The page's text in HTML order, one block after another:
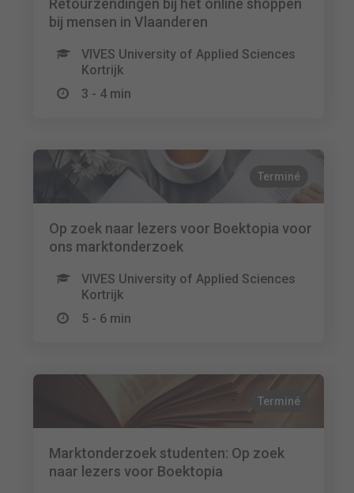
Retourzendingen bij het online shoppen
bij mensen in Vlaanderen
VIVES University of Applied Sciences
Kortrijk
3 - 4 min
Terminé
Op zoek naar lezers voor Boektopia voor
ons marktonderzoek
VIVES University of Applied Sciences
Kortrijk
5 - 6 min
Terminé
Marktonderzoek studenten: Op zoek
naar lezers voor Boektopia